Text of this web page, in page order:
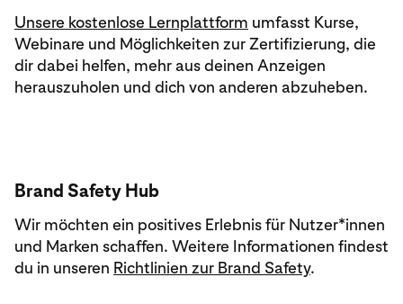
Unsere kostenlose Lernplattform umfasst Kurse,
Webinare und Möglichkeiten zur Zertifizierung, die
dir dabei helfen, mehr aus deinen Anzeigen
herauszuholen und dich von anderen abzuheben.
Brand Safety Hub
Wir möchten ein positives Erlebnis für Nutzer*innen
und Marken schaffen. Weitere Informationen findest
du in unseren Richtlinien zur Brand Safety.